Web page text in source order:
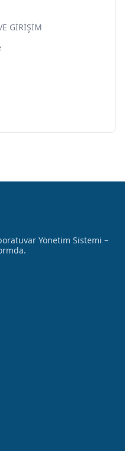
GİRİŞİM
Yönetim Sistemi –